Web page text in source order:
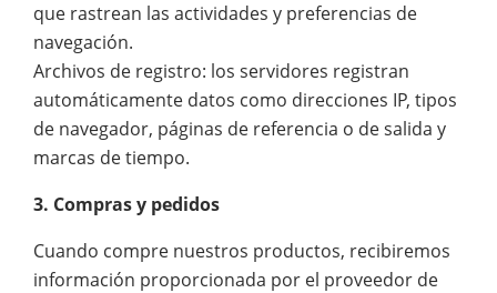
que rastrean las actividades y preferencias de
navegación.
Archivos de registro: los servidores registran
automáticamente datos como direcciones IP, tipos
de navegador, páginas de referencia o de salida y
marcas de tiempo.
3. Compras y pedidos
Cuando compre nuestros productos, recibiremos
información proporcionada por el proveedor de